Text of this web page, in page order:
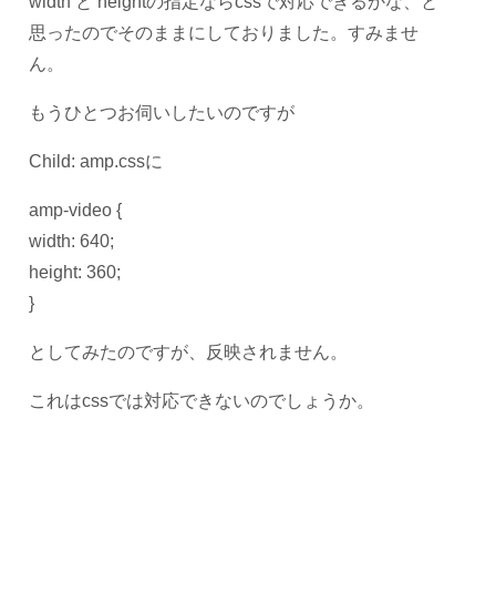
思ったのでそのままにしておりました。すみませ
ん。
もうひとつお伺いしたいのですが
Child: amp.cssに
amp-video {
width: 640;
height: 360;
}
としてみたのですが、反映されません。
これはcssでは対応できないのでしょうか。